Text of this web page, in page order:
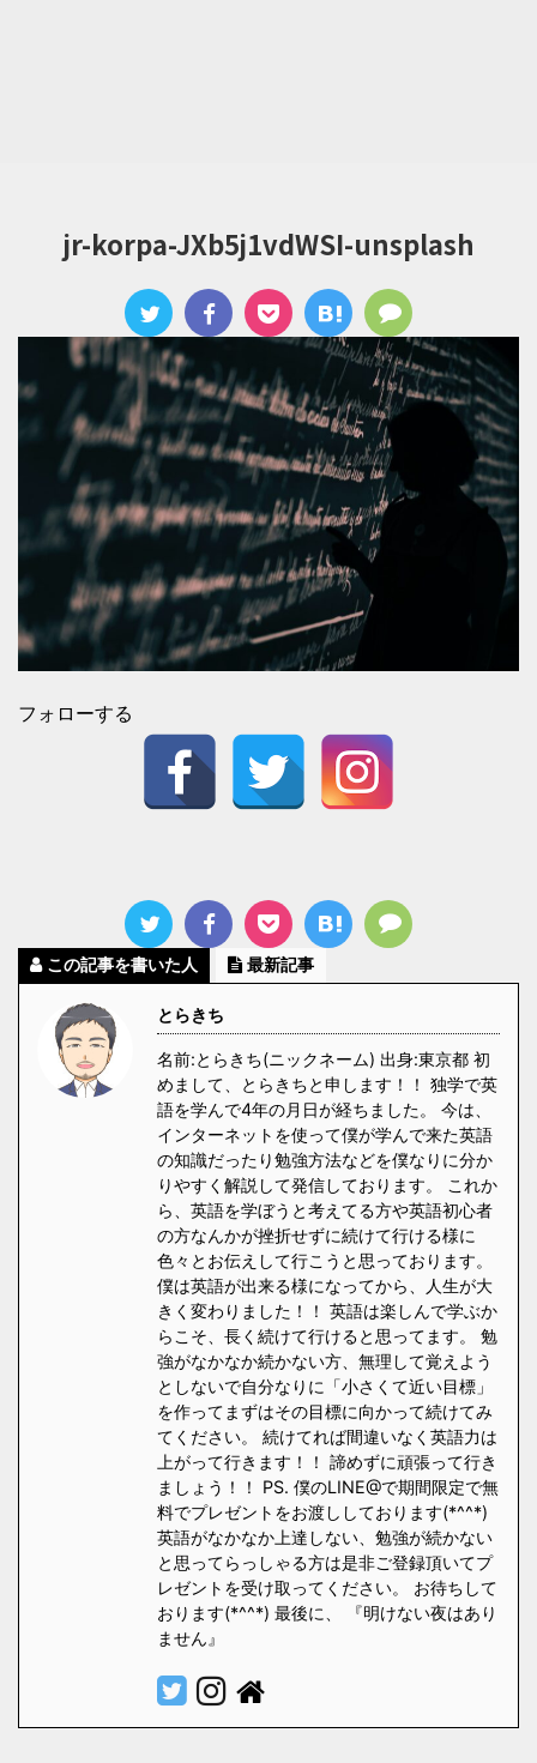
jr-korpa-JXb5j1vdWSI-unsplash
フォローする
この記事を書いた人 最新記事
とらきち
名前:とらきち(ニックネーム) 出身:東京都 初
めまして、とらきちと申します！！ 独学で英
語を学んで4年の月日が経ちました。 今は、
インターネットを使って僕が学んで来た英語
の知識だったり勉強方法などを僕なりに分か
りやすく解説して発信しております。 これか
ら、英語を学ぼうと考えてる方や英語初心者
の方なんかが挫折せずに続けて行ける様に
色々とお伝えして行こうと思っております。
僕は英語が出来る様になってから、人生が大
きく変わりました！！ 英語は楽しんで学ぶか
らこそ、長く続けて行けると思ってます。 勉
強がなかなか続かない方、無理して覚えよう
としないで自分なりに「小さくて近い目標」
を作ってまずはその目標に向かって続けてみ
てください。 続けてれば間違いなく英語力は
上がって行きます！！ 諦めずに頑張って行き
ましょう！！ PS. 僕のLINE@で期間限定で無
料でプレゼントをお渡ししております(*^^*)
英語がなかなか上達しない、勉強が続かない
と思ってらっしゃる方は是非ご登録頂いてプ
レゼントを受け取ってください。 お待ちして
おります(*^^*) 最後に、 『明けない夜はあり
ません』